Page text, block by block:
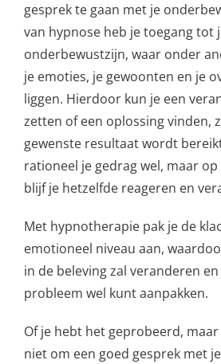
gesprek te gaan met je
van hypnose heb je toegang tot
onderbewustzijn, waar onder
je emoties, je gewoonten en je
liggen. Hierdoor kun je een
zetten of een oplossing vinden,
gewenste resultaat wordt
rationeel je gedrag wel, maar
blijf je hetzelfde reageren en
Met hypnotherapie pak je de
emotioneel niveau aan,
in de beleving zal veranderen
probleem wel kunt aanpakken.
Of je hebt het geprobeerd,
niet om een goed gesprek met